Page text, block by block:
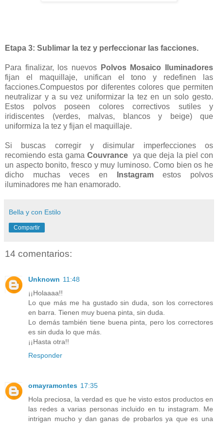
Etapa 3: Sublimar la tez y perfeccionar las facciones.
Para finalizar, los nuevos
Polvos Mosaico Iluminadores
fijan el maquillaje, unifican el tono y redefinen las
facciones.Compuestos por diferentes colores que permiten
neutralizar y a su vez uniformizar la tez en un solo gesto.
Estos polvos poseen colores correctivos sutiles y
iridiscentes (verdes, malvas, blancos y beige) que
uniformiza la tez y fijan el maquillaje.
Si buscas corregir y disimular imperfecciones os
recomiendo esta gama Couvrance ya que deja la piel con
un aspecto bonito, fresco y muy luminoso. Como bien os he
dicho muchas veces en
Instagram
estos polvos
iluminadores me han enamorado.
Bella y con Estilo
Compartir
14 comentarios:
Unknown 11:48
¡¡Holaaaa!!
Lo que más me ha gustado sin duda, son los correctores
en barra. Tienen muy buena pinta, sin duda.
Lo demás también tiene buena pinta, pero los correctores
es sin duda lo que más.
¡¡Hasta otra!!
Responder
omayramontes 17:35
Hola preciosa, la verdad es que he visto estos productos en
las redes a varias personas incluido en tu instagram. Me
intrigan mucho y dan ganas de probarlos ya que es una